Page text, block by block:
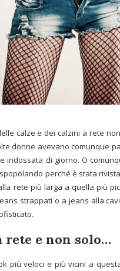
calze e dei calzini a rete
donne avevano comunque
indossata di giorno. O
perché è stata
rete più larga a quella più
strappati o a jeans alla
rete e non solo…
più veloci e più vicini a